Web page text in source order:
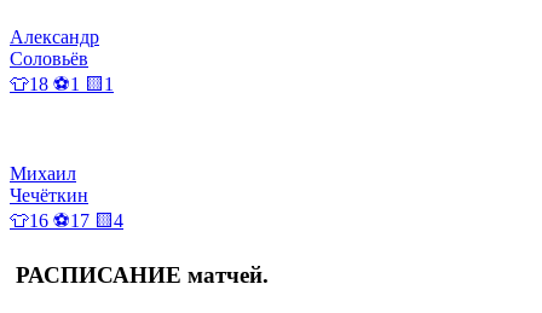
Александр
Соловьёв
👕18 ⚽1 🟨1
Михаил
Чечёткин
👕16 ⚽17 🟨4
РАСПИСАНИЕ матчей.